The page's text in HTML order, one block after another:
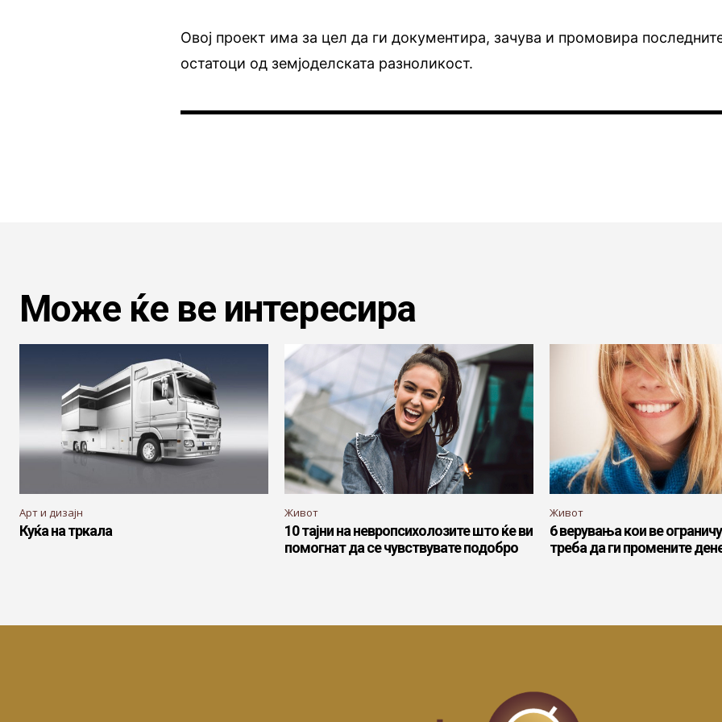
Овој проект има за цел да ги документира, зачува и промовира
остатоци од земјоделската разноликост.
Може ќе ве интересира
Арт и дизајн
Куќа на тркала
Живот
10 тајни на невропсихолозите што ќе ви
помогнат да се чувствувате подобро
Живот
6 верувања кои ве
треба да ги промените